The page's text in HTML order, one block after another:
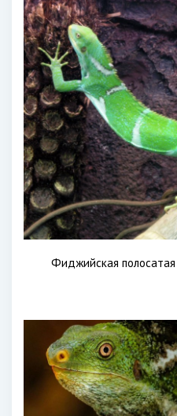
Фиджийская